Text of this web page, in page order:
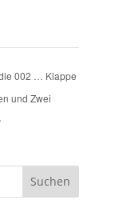
002 … Klappe
und Zwei